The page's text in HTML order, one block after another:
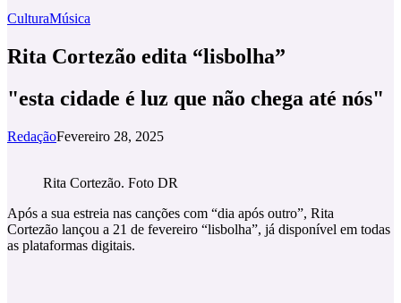
CulturaMúsica
Rita Cortezão edita “lisbolha”
"esta cidade é luz que não chega até nós"
RedaçãoFevereiro 28, 2025
Rita Cortezão. Foto DR
Após a sua estreia nas canções com “dia após outro”, Rita
Cortezão lançou a 21 de fevereiro “lisbolha”, já disponível em todas
as plataformas digitais.